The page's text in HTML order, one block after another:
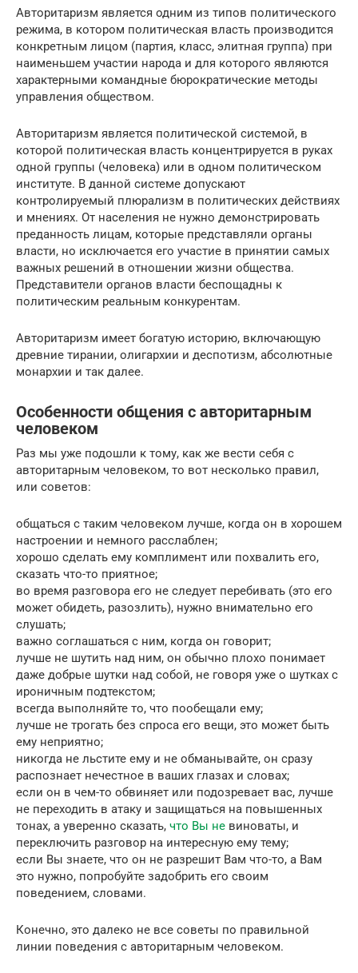
Авторитаризм является одним из типов политического
режима, в котором политическая власть производится
конкретным лицом (партия, класс, элитная группа) при
наименьшем участии народа и для которого являются
характерными командные бюрократические методы
управления обществом.
Авторитаризм является политической системой, в
которой политическая власть концентрируется в руках
одной группы (человека) или в одном политическом
институте. В данной системе допускают
контролируемый плюрализм в политических действиях
и мнениях. От населения не нужно демонстрировать
преданность лицам, которые представляли органы
власти, но исключается его участие в принятии самых
важных решений в отношении жизни общества.
Представители органов власти беспощадны к
политическим реальным конкурентам.
Авторитаризм имеет богатую историю, включающую
древние тирании, олигархии и деспотизм, абсолютные
монархии и так далее.
Особенности общения с авторитарным
человеком
Раз мы уже подошли к тому, как же вести себя с
авторитарным человеком, то вот несколько правил,
или советов:
общаться с таким человеком лучше, когда он в хорошем
настроении и немного расслаблен;
хорошо сделать ему комплимент или похвалить его,
сказать что-то приятное;
во время разговора его не следует перебивать (это его
может обидеть, разозлить), нужно внимательно его
слушать;
важно соглашаться с ним, когда он говорит;
лучше не шутить над ним, он обычно плохо понимает
даже добрые шутки над собой, не говоря уже о шутках с
ироничным подтекстом;
всегда выполняйте то, что пообещали ему;
лучше не трогать без спроса его вещи, это может быть
ему неприятно;
никогда не льстите ему и не обманывайте, он сразу
распознает нечестное в ваших глазах и словах;
если он в чем-то обвиняет или подозревает вас, лучше
не переходить в атаку и защищаться на повышенных
тонах, а уверенно сказать, что Вы не виноваты, и
переключить разговор на интересную ему тему;
если Вы знаете, что он не разрешит Вам что-то, а Вам
это нужно, попробуйте задобрить его своим
поведением, словами.
Конечно, это далеко не все советы по правильной
линии поведения с авторитарным человеком.